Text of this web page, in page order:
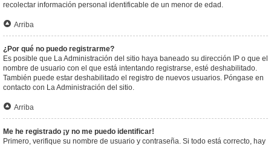
recolectar información personal identificable de un menor de edad.
Arriba
¿Por qué no puedo registrarme?
Es posible que La Administración del sitio haya baneado su dirección IP o que el
nombre de usuario con el que está intentando registrarse, esté deshabilitado.
También puede estar deshabilitado el registro de nuevos usuarios. Póngase en
contacto con La Administración del sitio.
Arriba
Me he registrado ¡y no me puedo identificar!
Primero, verifique su nombre de usuario y contraseña. Si todo está correcto, hay